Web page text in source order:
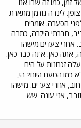
זמן, כמו זה שבו אנו
לינדה גודמן מתארת
הסערה. אומרים
חברתי היקרה, כתבה
אחרי צעדים מישהו
אתה כאן. אתה כבר כאן.
זכרונות על הים
כמו הטעם היום? הי,
אחרי צעדים. מישהו
אני עונה: שש